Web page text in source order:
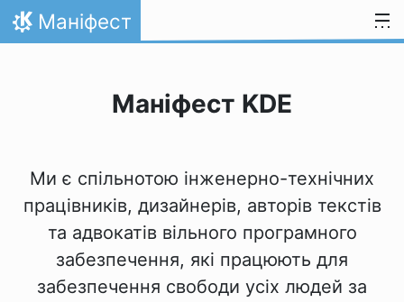
Перейти до вмісту
Домівка
Маніфест
Маніфест KDE
Ми є спільнотою інженерно-технічних
працівників, дизайнерів, авторів текстів
та адвокатів вільного програмного
забезпечення, які працюють для
забезпечення свободи усіх людей за